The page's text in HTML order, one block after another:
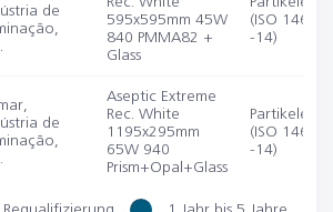
de
595x595mm 45W
840 PMMA82 +
Glass
(ISO
-14)
de
Aseptic Extreme
Rec. White
1195x295mm
65W 940
Prism+Opal+Glass
(ISO
-14)